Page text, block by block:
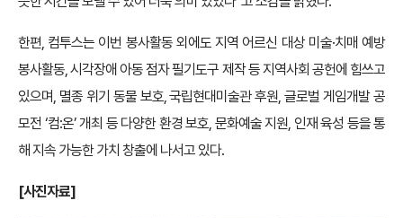
한편, 컴투스는 이번 봉사활동 외에도 지역 어르신 대상 미술·치매 예방
봉사활동, 시각장애 아동 점자 필기도구 제작 등 지역사회 공헌에 힘쓰고
있으며, 멸종 위기 동물 보호, 국립현대미술관 후원, 글로벌 게임개발 공
모전 ‘컴:온’ 개최 등 다양한 환경 보호, 문화예술 지원, 인재 육성 등을 통
해 지속 가능한 가치 창출에 나서고 있다.
[사진자료]